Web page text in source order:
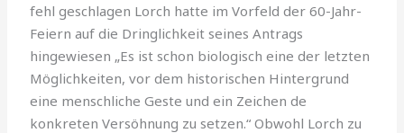
fehl geschlagen Lorch hatte im Vorfeld der 60-Jahr-
Feiern auf die Dringlichkeit seines Antrags
hingewiesen „Es ist schon biologisch eine der letzten
Möglichkeiten, vor dem historischen Hintergrund
eine menschliche Geste und ein Zeichen de
konkreten Versöhnung zu setzen.“ Obwohl Lorch zu